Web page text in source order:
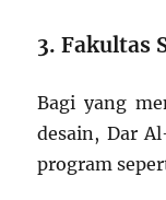
3. Fakultas
Bagi yang
desain, Dar
program